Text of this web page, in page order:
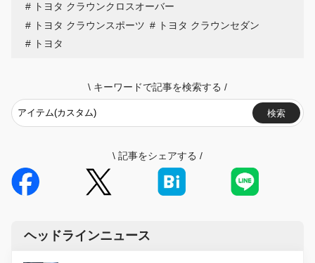
トヨタ クラウンクロスオーバー
トヨタ クラウンスポーツ
トヨタ クラウンセダン
トヨタ
\ キーワードで記事を検索する /
検索
\ 記事をシェアする /
ヘッドラインニュース